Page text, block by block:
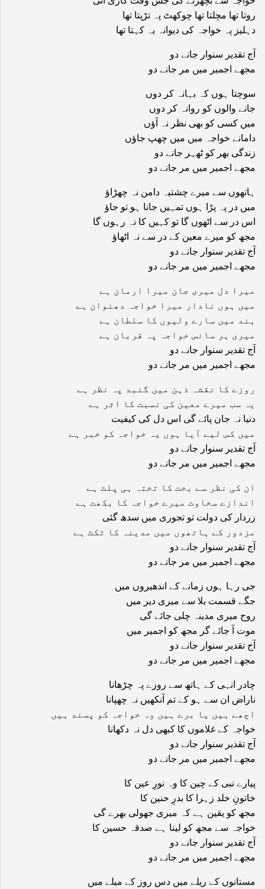
روتا تھا مچلتا تھا چوکھٹ پہ تڑپتا تھا
دہلیز پہ خواجہ کی دیوانہ یہ کہتا تھا
آج تقدیر سنوار جانے دو
مجھے اجمیر میں مر جانے دو
سوچتا ہوں کہ بہانہ کر دوں
جانے والوں کو روانہ کر دوں
میں کسی کو بھی نظر نہ آؤں
دامانے خواجہ میں میں چھپ جاؤں
زندگی بھر کو ٹھہر جانے دو
مجھے اجمیر میں مر جانے دو
ہاتھوں سے میرے چشتیہ دامن نہ چھڑاؤ
میں در پہ پڑا ہوں تمہیں جانا ہو تو جاؤ
اس در سے اٹھوں گا تو کہیں کا نہ رہوں گا
مجھ کو میرے معین کے در سے نہ اٹھاؤ
آج تقدیر سنوار جانے دو
مجھے اجمیر میں مر جانے دو
میرا دل میری جان میرا ارمان ہے
میں ہوں نادار میرا خواجہ دھنوان ہے
ہند میں سارے ولیوں کا سلطان ہے
میری ہر سانس خواجہ پہ قربان ہے
آج تقدیر سنوار جانے دو
مجھے اجمیر میں مر جانے دو
روزے کا نقشہ ذہن میں گنبد پہ نظر ہے
یہ سب میرے معین کی نسبت کا اثر ہے
دنیا نہ جان پائے گی اس دل کی کیفیت
میں کس لیے آیا ہوں یہ خواجہ کو خبر ہے
آج تقدیر سنوار جانے دو
مجھے اجمیر میں مر جانے دو
ان کی نظر سے بخت کا تختہ ہی پلٹ ہے
اندازے سخاوت میرے خواجہ کا بکھت ہے
زردار کی دولت تو تجوری میں سدھ گئی
مزدور کے ہاتھوں میں مدینہ کا ٹکٹ ہے
آج تقدیر سنوار جانے دو
مجھے اجمیر میں مر جانے دو
جی رہا ہوں زمانے کے اندھیروں میں
جگے قسمت بلا سے میری دیر میں
روح میری مدینہ چلی جائے گی
موت آ جائے گر مجھ کو اجمیر میں
آج تقدیر سنوار جانے دو
مجھے اجمیر میں مر جانے دو
چادر انہی کے ہاتھ سے روزے پہ چڑھانا
ناراض ان سے ہو کے تم آنکھیں نہ چھپانا
اچھے ہیں یا برے ہیں وہ خواجہ کو پسند ہیں
خواجہ کے غلاموں کا کبھی دل نہ دکھانا
آج تقدیر سنوار جانے دو
مجھے اجمیر میں مر جانے دو
پیارے نبی کے چین کا وہ نورِ عین کا
خاتونِ خلد زہرا کا بدرِ حنین کا
مجھ کو یقین ہے کہ میری جھولی بھرے گی
خواجہ سے مجھ کو لینا ہے صدقہ حسین کا
آج تقدیر سنوار جانے دو
مجھے اجمیر میں مر جانے دو
مستانوں کے ریلے میں دس روز کے میلے میں